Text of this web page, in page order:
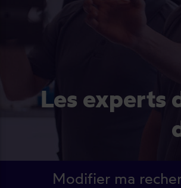
Les experts du volet
Modifier ma